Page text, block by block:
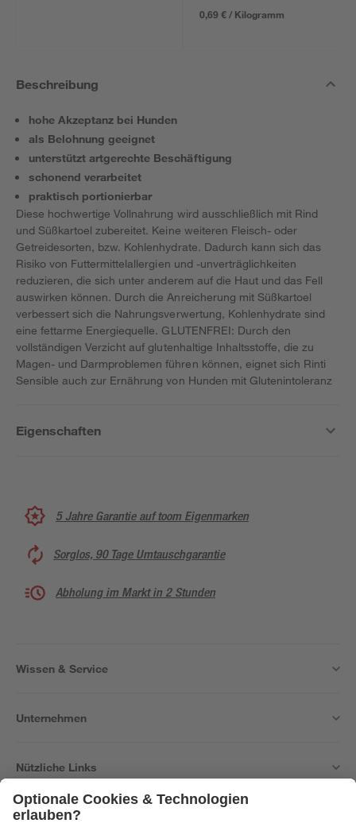
0,69 € / Kilogramm
Beschreibung
hohe Akzeptanz bei Hunden
als Belohnung geeignet
unterstützt artgerechte Beschäftigung
schonend verarbeitet
praktisch portionierbar
Diese hochwertige Vollnahrung wird ausschließlich mit Rind
und Süßkartoel zubereitet. Keine weiteren Fleisch- oder
Getreidesorten, bzw. Kohlenhydrate. Dadurch kann sich das
Risiko von Futtermittelallergien und -unverträglichkeiten
reduzieren, die sich unter anderem auf die Haut und das Fell
auswirken können. Durch die Anreicherung mit Süßkartoel
verbessert sich die Nahrungsverwertung, Kohlenhydrate sind
eine fettarme Energiequelle. GLUTENFREI: Durch den
vollständigen Verzicht auf glutenhaltige Inhaltsstoffe, die zu
Magen- und Darmproblemen führen können, eignet sich Rinti
Sensible auch zur Ernährung von Hunden mit Glutenintoleranz
Eigenschaften
5 Jahre Garantie auf toom Eigenmarken
Sorglos, 90 Tage Umtauschgarantie
Abholung im Markt in 2 Stunden
Wissen & Service
Unternehmen
Nützliche Links